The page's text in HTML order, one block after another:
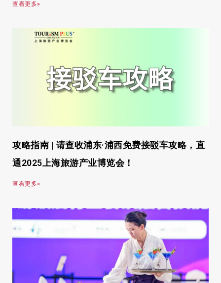
查看更多»
攻略指南 | 请查收浦东·浦西免费接驳车攻略，直
通2025上海旅游产业博览会！
查看更多»